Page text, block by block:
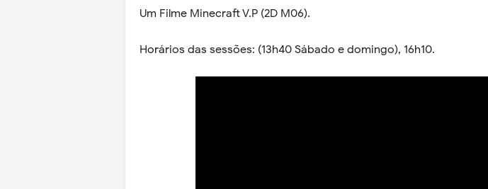
Um Filme Minecraft V.P (2D M06).
Horários das sessões: (13h40 Sábado e domingo), 16h10.